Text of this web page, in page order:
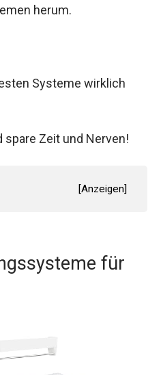
herum.
Systeme wirklich
spare Zeit und Nerven!
[Anzeigen]
für